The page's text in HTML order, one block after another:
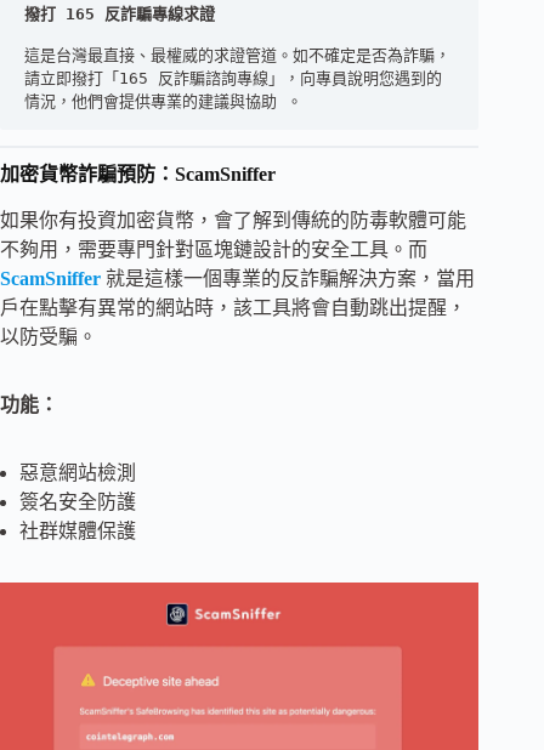
撥打 165 反詐騙專線求證
這是台灣最直接、最權威的求證管道。如不確定是否為詐騙，
請立即撥打「165 反詐騙諮詢專線」，向專員說明您遇到的
情況，他們會提供專業的建議與協助 。
加密貨幣詐騙預防：ScamSniffer
如果你有投資加密貨幣，會了解到傳統的防毒軟體可能
不夠用，需要專門針對區塊鏈設計的安全工具。而
ScamSniffer 就是這樣一個專業的反詐騙解決方案，當用
戶在點擊有異常的網站時，該工具將會自動跳出提醒，
以防受騙。
功能：
惡意網站檢測
簽名安全防護
社群媒體保護